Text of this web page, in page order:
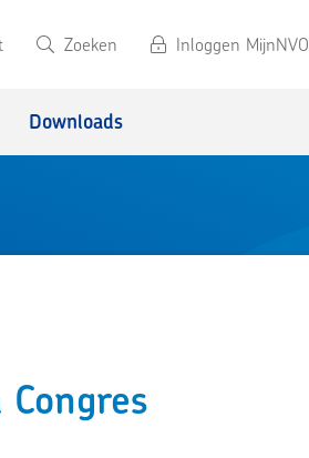
Zoeken Inloggen MijnNVO
Downloads